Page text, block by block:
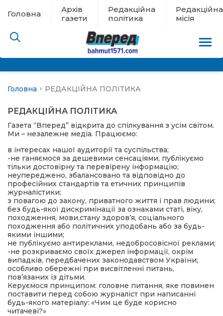
Головна
Архів
газети
Редакційна
політика
Редакційна
місія
евакуації
новини
Головна РЕДАКЦІЙНА ПОЛІТИКА
РЕДАКЦІЙНА ПОЛІТИКА
Газета “Вперед” відкрита до спілкування з усім світом.
Ми – незалежне медіа. Працюємо:
в інтересах нашої аудиторії та суспільства;
-не ганяємося за дешевими сенсаціями, публікуємо
тільки достовірну та перевірену інформацію;
неупереджено, збалансовано та відповідно до
професійних стандартів та етичних принципів
журналістики;
з повагою до закону, приватного життя і прав людини;
без будь-якої дискримінації за ознаками статі, віку,
походження, мови,стану здоров’я, соціального
походження або політичних уподобань або за будь-
якими іншими;
не публікуємо антиреклами, недобросовісної реклами;
-не розкриваємо своїх джерел інформації, окрім
випадків, передбачених законодавством України;
особливо обережні при висвітленні питань,
пов’язаних із дітьми.
Керуємося принципом: головне питання, яке повинен
поставити перед собою журналіст при написанні
будь-якого матеріалу: «Чим це буде корисно
читачеві?»